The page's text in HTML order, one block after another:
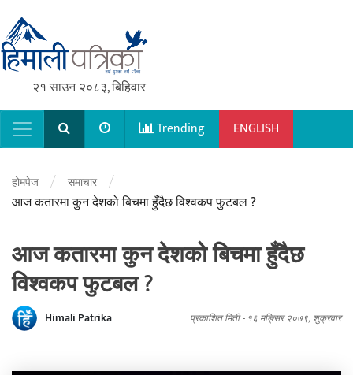
२१ साउन २०८३, बिहिवार
Main NavigationTrending ENGLISH
होमपेज / समाचार /
आज कतारमा कुन देशको बिचमा हुँदैछ विश्वकप फुटबल ?
आज कतारमा कुन देशको बिचमा हुँदैछ
विश्वकप फुटबल ?
Himali Patrika प्रकाशित मिती - १६ मङ्सिर २०७९, शुक्रवार